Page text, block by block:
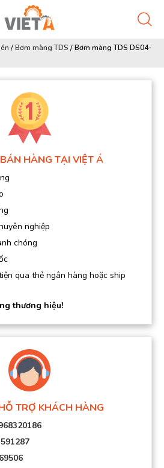
/Bơm màng TDS /Bơm màng TDS DS04-
HÀNG TẠI VIỆT Á
nghiệp
chóng
qua thẻ ngân hàng hoặc ship
thương hiệu!
TRỢ KHÁCH HÀNG